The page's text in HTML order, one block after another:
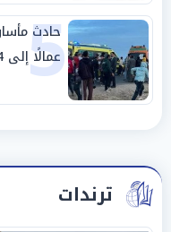
5
حادث
عمالًا إلى 14 شخصًا
ترندات